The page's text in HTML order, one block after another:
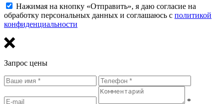
Нажимая на кнопку «Отправить», я даю согласие на
обработку персональных данных и соглашаюсь с политикой
конфиденциальности
Запрос цены
*